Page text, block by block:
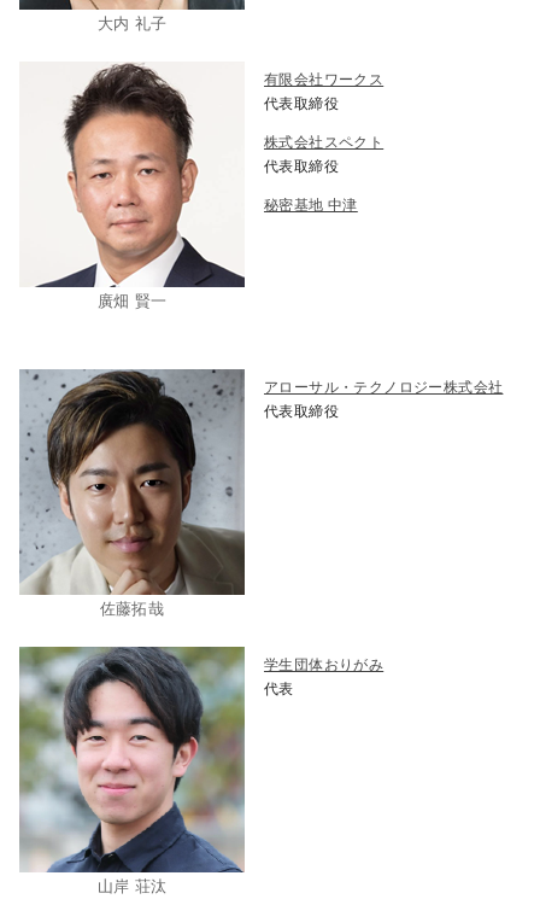
大内 礼子
廣畑 賢一
有限会社ワークス
代表取締役
株式会社スペクト
代表取締役
秘密基地 中津
佐藤拓哉
アローサル・テクノロジー株式会社
代表取締役
山岸 荘汰
学生団体おりがみ
代表